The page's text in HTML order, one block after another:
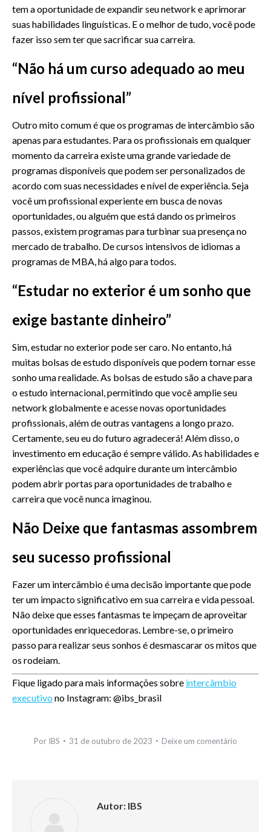
tem a oportunidade de expandir seu network e aprimorar
suas habilidades linguísticas. E o melhor de tudo, você pode
fazer isso sem ter que sacrificar sua carreira.
“Não há um curso adequado ao meu
nível profissional”
Outro mito comum é que os programas de intercâmbio são
apenas para estudantes. Para os profissionais em qualquer
momento da carreira existe uma grande variedade de
programas disponíveis que podem ser personalizados de
acordo com suas necessidades e nível de experiência. Seja
você um profissional experiente em busca de novas
oportunidades, ou alguém que está dando os primeiros
passos, existem programas para turbinar sua presença no
mercado de trabalho. De cursos intensivos de idiomas a
programas de MBA, há algo para todos.
“Estudar no exterior é um sonho que
exige bastante dinheiro”
Sim, estudar no exterior pode ser caro. No entanto, há
muitas bolsas de estudo disponíveis que podem tornar esse
sonho uma realidade. As bolsas de estudo são a chave para
o estudo internacional, permitindo que você amplie seu
network globalmente e acesse novas oportunidades
profissionais, além de outras vantagens a longo prazo.
Certamente, seu eu do futuro agradecerá! Além disso, o
investimento em educação é sempreválido. As habilidades e
experiências que você adquire durante um intercâmbio
podem abrir portas para oportunidades de trabalho e
carreira que você nunca imaginou.
Não Deixe que fantasmas assombrem
seu sucesso profissional
Fazer um intercâmbio é uma decisão importante que pode
ter um impacto significativo em sua carreira e vida pessoal.
Não deixe que esses fantasmas te impeçam de aproveitar
oportunidades enriquecedoras. Lembre-se, o primeiro
passo para realizar seus sonhos é desmascarar os mitos que
os rodeiam.
Fique ligado para mais informações sobre intercâmbio
executivo no Instagram: @ibs_brasil
Por IBS 31 de outubro de 2023 Deixe um comentário
Autor: IBS